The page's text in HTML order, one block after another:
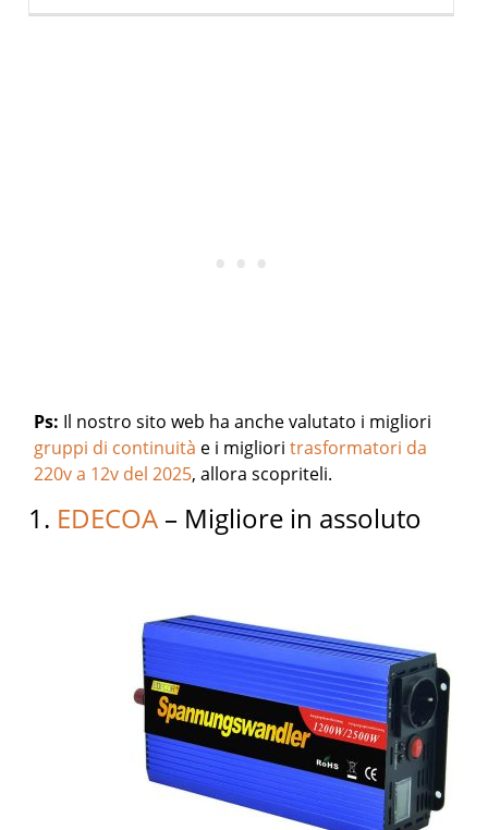
Ps: Il nostro sito web ha anche valutato i migliori
gruppi di continuità e i miglioritrasformatori da
220v a 12v del 2025, allora scopriteli.
1. EDECOA – Migliore in assoluto